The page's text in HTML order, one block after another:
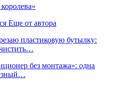
Еще от автора
пластиковую бутылку:
без монтажа»: одна